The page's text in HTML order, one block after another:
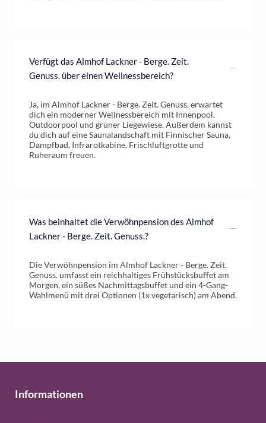
Verfügt das Almhof Lackner - Berge. Zeit.
Genuss. über einen Wellnessbereich?
Ja, im Almhof Lackner - Berge. Zeit. Genuss. erwartet
dich ein moderner Wellnessbereich mit Innenpool,
Outdoorpool und grüner Liegewiese. Außerdem kannst
du dich auf eine Saunalandschaft mit Finnischer Sauna,
Dampfbad, Infrarotkabine, Frischluftgrotte und
Ruheraum freuen.
Was beinhaltet die Verwöhnpension des Almhof
Lackner - Berge. Zeit. Genuss.?
Die Verwöhnpension im Almhof Lackner - Berge. Zeit.
Genuss. umfasst ein reichhaltiges Frühstücksbuffet am
Morgen, ein süßes Nachmittagsbuffet und ein 4-Gang-
Wahlmenü mit drei Optionen (1x vegetarisch) am Abend.
Informationen